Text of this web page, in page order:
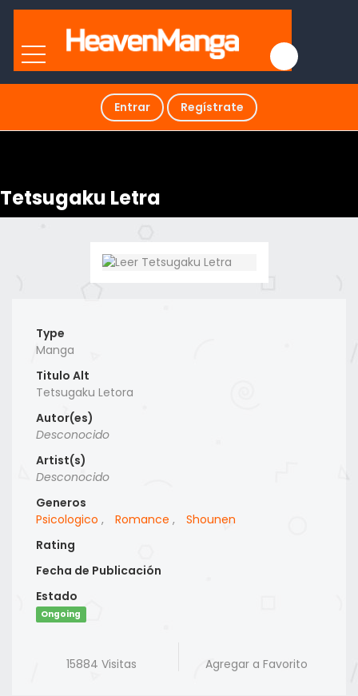
Entrar Regístrate
Tetsugaku Letra
Type
Manga
Titulo Alt
Tetsugaku Letora
Autor(es)
Desconocido
Artist(s)
Desconocido
Generos
Psicologico , Romance ,
Shounen
Rating
Fecha de Publicación
Estado
Ongoing
15884 Visitas Agregar a Favorito